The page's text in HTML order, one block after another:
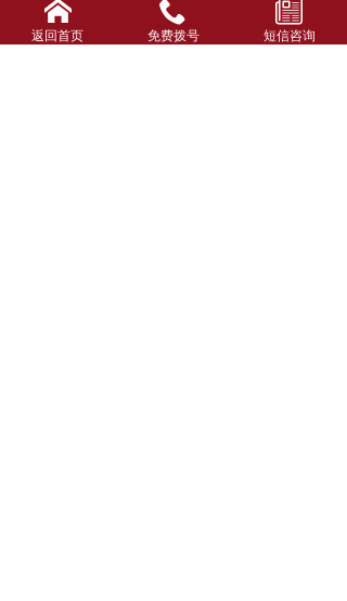
酒箱酒盒系列
返回首页 免费拨号 短信咨询